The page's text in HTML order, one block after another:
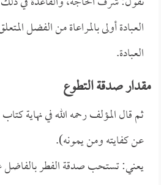
العبادة أولى بالمراعاة من الفضل
العبادة.
مقدار صدقة التطوع
ثم قال المؤلف رحمه الله في نهاية
عن كفايته ومن يمونه).
يعني: تستحب صدقة الفطر بالفاضل